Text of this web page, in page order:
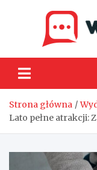
Strona główna
Lato pełne atrakcji: